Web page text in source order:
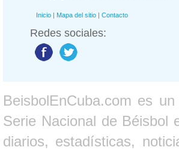
Inicio | Mapa del sitio | Contacto
Redes sociales:
BeisbolEnCuba.com es
Serie Nacional de Béisbol
diarios, estadísticas,